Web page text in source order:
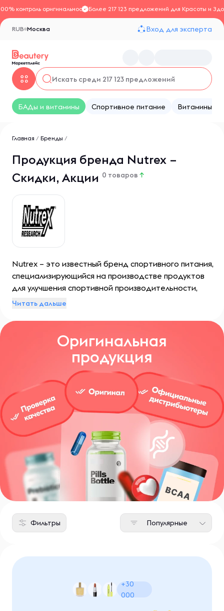
контроль оригинальностиБолее 217 123 предложений для Красоты и
Москва
RUB Вход для эксперта
БАДы и витамины Спортивное питание Витамины
Главная / Бренды /
Продукция бренда Nutrex –
Скидки, Акции 0 товаров ↑
Nutrex – это известный бренд спортивного питания,
специализирующийся на производстве продуктов
для улучшения спортивной производительности,
увеличения мышечной массы, повышения
Читать дальше
Оригинальная
продукция
Фильтры Популярные
+30
000